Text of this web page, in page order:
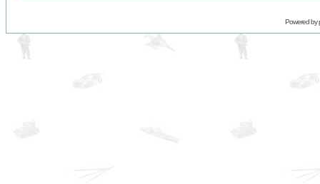
Powered by